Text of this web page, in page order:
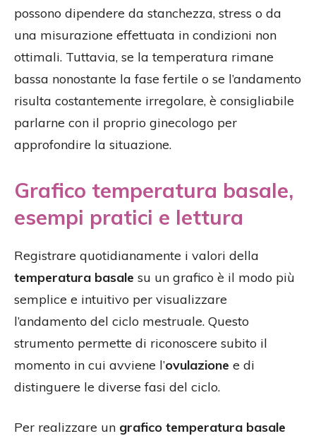
possono dipendere da stanchezza, stress o da
una misurazione effettuata in condizioni non
ottimali. Tuttavia, se la temperatura rimane
bassa nonostante la fase fertile o se l’andamento
risulta costantemente irregolare, è consigliabile
parlarne con il proprio ginecologo per
approfondire la situazione.
Grafico temperatura basale,
esempi pratici e lettura
Registrare quotidianamente i valori della
temperatura basale su un grafico è il modo più
semplice e intuitivo per visualizzare
l’andamento del ciclo mestruale. Questo
strumento permette di riconoscere subito il
momento in cui avviene l’ovulazione e di
distinguere le diverse fasi del ciclo.
Per realizzare un grafico temperatura basale